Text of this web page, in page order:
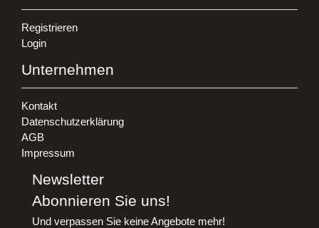
Registrieren
Login
Unternehmen
Kontakt
Datenschutzerklärung
AGB
Impressum
Newsletter
Abonnieren Sie uns!
Und verpassen Sie keine Angebote mehr!